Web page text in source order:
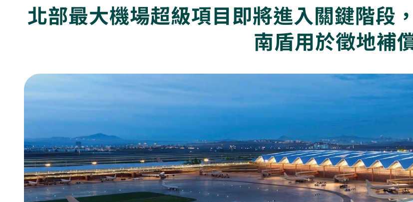
北部最大機場超級項目即將進入關鍵階段
南盾用於徵地補